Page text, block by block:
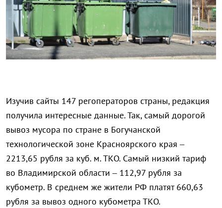
Изучив сайты 147 регоператоров страны, редакция
получила интересные данные. Так, самый дорогой
вывоз мусора по стране в Богучанской
технологической зоне Красноярского края –
2213,65 рубля за куб. м. ТКО. Самый низкий тариф
во Владимирской области – 112,97 рубля за
кубометр. В среднем же жители РФ платят 660,63
рубля за вывоз одного кубометра ТКО.